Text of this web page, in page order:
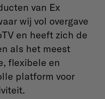
van Ex
wij vol overgave
en heeft zich de
als het meest
flexibele en
platform voor